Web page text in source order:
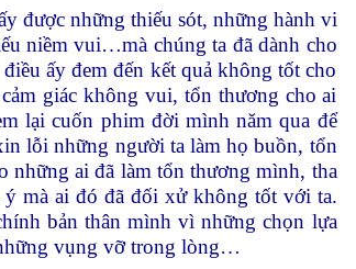
được những thiếu sót, những hành vi
niềm vui…mà chúng ta đã dành cho
ấy đem đến kết quả không tốt cho
giác không vui, tổn thương cho ai
lại cuốn phim đời mình năm qua để
lỗi những người ta làm họ buồn, tổn
ai đã làm tổn thương mình, tha
mà ai đó đã đối xử không tốt với ta.
bản thân mình vì những chọn lựa
vụng vỡ trong lòng…